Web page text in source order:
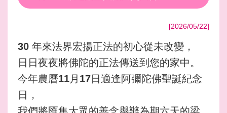
[2026/05/22]
30 年來法界宏揚正法的初心從未改變，
日日夜夜將佛陀的正法傳送到您的家中。
今年農曆11月17日適逢阿彌陀佛聖誕紀念
日，